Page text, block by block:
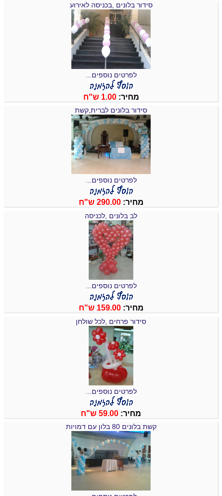
סידור בלונים ,בכניסה לאירוע
לפרטים נוספים...
מחיר:1.00 ש"ח
סידור בלונים לברית,קשת
לפרטים נוספים...
מחיר:290.00 ש"ח
לב בלונים ,לכניסה
לפרטים נוספים...
מחיר:159.00 ש"ח
סידור פרחים ,לכל שולחן
לפרטים נוספים...
מחיר: 59.00 ש"ח
קשת בלונים 80 בלון עם דמויות